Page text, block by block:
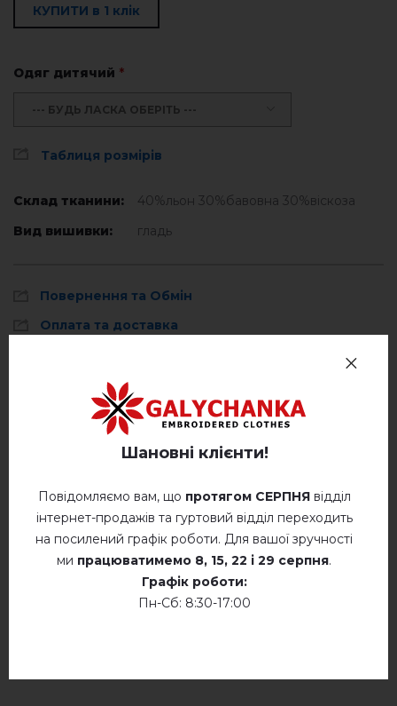
КУПИТИ в 1 клік
Одяг дитячий *
--- БУДЬ ЛАСКА ОБЕРІТЬ ---
Таблиця розмірів
Склад тканини:
40%льон 30%бавовна 30%віскоза
Вид вишивки:
гладь
Повернення та Обмін
Оплата та доставка
(0)
ВІДГУКИ ПРО МИШКО (БІЛА З СИНІМ)
Немає відгуків про цей товар.
Шановні клієнти!
Повідомляємо вам, що протягом СЕРПНЯвідділ
інтернет-продажів та гуртовий відділ переходить
на посилений графік роботи. Для вашої зручності
ми працюватимемо 8, 15, 22 і 29 серпня.
Графік роботи:
Пн-Сб: 8:30-17:00